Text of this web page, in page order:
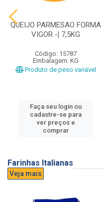
QUEIJO PARMESAO FORMA
VIGOR -¦ 7,5KG
Código: 15787
Embalagem: KG
Produto de peso variável
Faça seu login ou
cadastre-se para
ver preços e
comprar
Farinhas Italianas
Veja mais